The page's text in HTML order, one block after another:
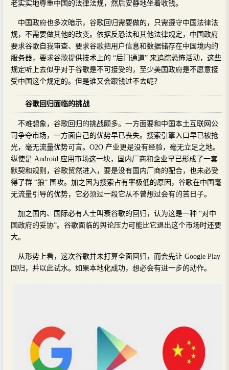
老实实地尊重中国的法律法规，然后安静地坐着收钱。
中国政府也多次暗示，谷歌回归需要做的，只需遵守中国法律法
规，不需要做其他的改变。依据反恐法和其他法律规定，中国政府
要求谷歌自我审查、要求谷歌把用户信息和数据储存在中国境内的
服务器，要求谷歌提供技术上的 “后门通道” 来追踪恐怖活动，这些
规定听上去似乎对于谷歌是不可接受的，至少美国政府是不愿意接
受中国这个规定的。但是谁又会跟钱过不去呢？
谷歌回归面临的挑战
不难想象，谷歌回归的挑战颇多。一方面要和中国本土互联网公
司争夺市场，一方面自己的优势早已丧失。搜索引擎入口早已被抢
光，毫无流量优势可言。O2O 产业更是没有经验，毫无立足之地。
纵使是 Android 应用市场这一块，国内厂商和企业早已形成了一套
默契和规则，谷歌贸然进入，要是没有国内厂商的配合，也未必受
得了群 “狼” 围攻。加之因为搜索占有率极低的原因，谷歌在中国毫
无流量引导的优势，它必须过一段它从不曾想过会有的苦日子。
加之国内、国际必有人士叫衰谷歌的回归，认为这是一种 “对中
国政府的妥协”。谷歌面临的舆论压力可能比它退出这个市场时还要
大。
从形势上看，这次谷歌并未打算全面回归，而会先让 Google Play
回归，并以此试水。如果本地化成功，想必会有进一步的动作。